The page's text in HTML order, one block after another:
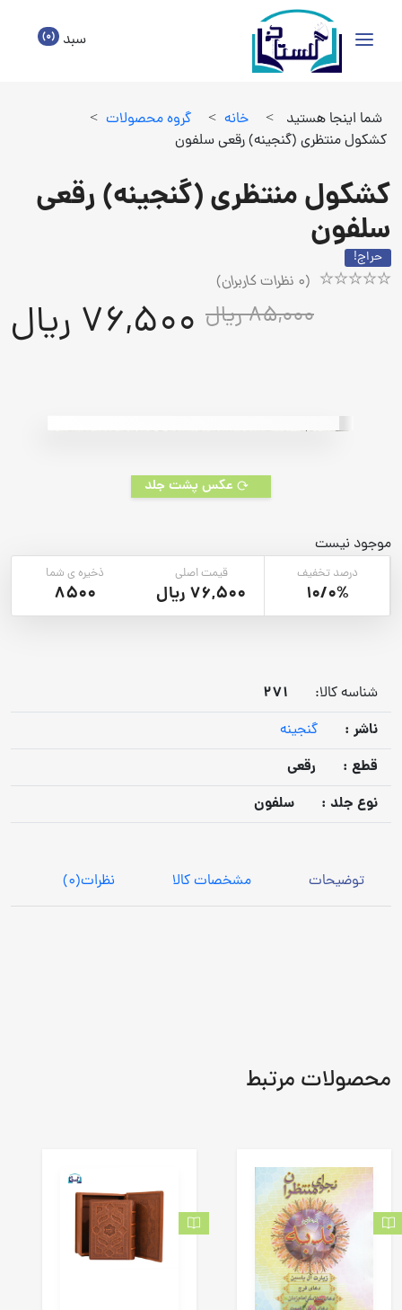
سبد (0)
شما اینجا هستید > خانه > گروه محصولات >
کشکول منتظری (گنجینه) رقعی سلفون
کشکول منتظری (گنجینه) رقعی
سلفون
حراج!
(
0 نظرات کاربران)
85,000 ریال 76,500 ریال
عکس پشت جلد
موجود نیست
درصد تخفیف
10/0%
قیمت اصلی
76,500 ریال
ذخیره ی شما
8500
شناسه کالا:
271
ناشر :
گنجینه
قطع :
رقعی
نوع جلد :
سلفون
توضیحات مشخصات کالا نظرات(0)
محصولات مرتبط